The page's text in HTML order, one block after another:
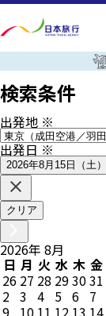
検索条件
出発地 ※
出発日※
2026年8月15日（土）
クリア
2026年 8月
日 月 火 水 木 金
26 27 28 293031
2 3 4 5 6 7
9 10 11 12 13 14